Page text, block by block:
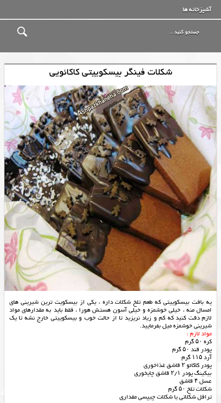
آشپزخانه ها
شکلات فینگر بیسکوییتی کاکائویی
یه بافت بیسکوییتی که طعم تلخ شکلات داره ، یکی از بیسکویت ترین شیرینی های
امسال منه ، خیلی خوشمزه و خیلی آسون هستش هورا ، فقط باید به مقدارهای مواد
لازم دقت کنید که کم و زیاد نریزید تا از حالت خوب و بیسکوییتی خارج نشه تا یک
شیرینی خوشمزه میل بفرمایید.
مواد لازم :
کره ۵۰ گرم
پودر قند ۵۰ گرم
آرد ۱۱۵ گرم
پودر کاکائو ۲ قاشق غذاخوری
بیکینگ پودر ۲/۱ قاشق چایخوری
عسل ۴ قاشق
شکلات تلخ ۵۰ گرم
ترافل شکلاتی یا شکلات چیپسی مقداری